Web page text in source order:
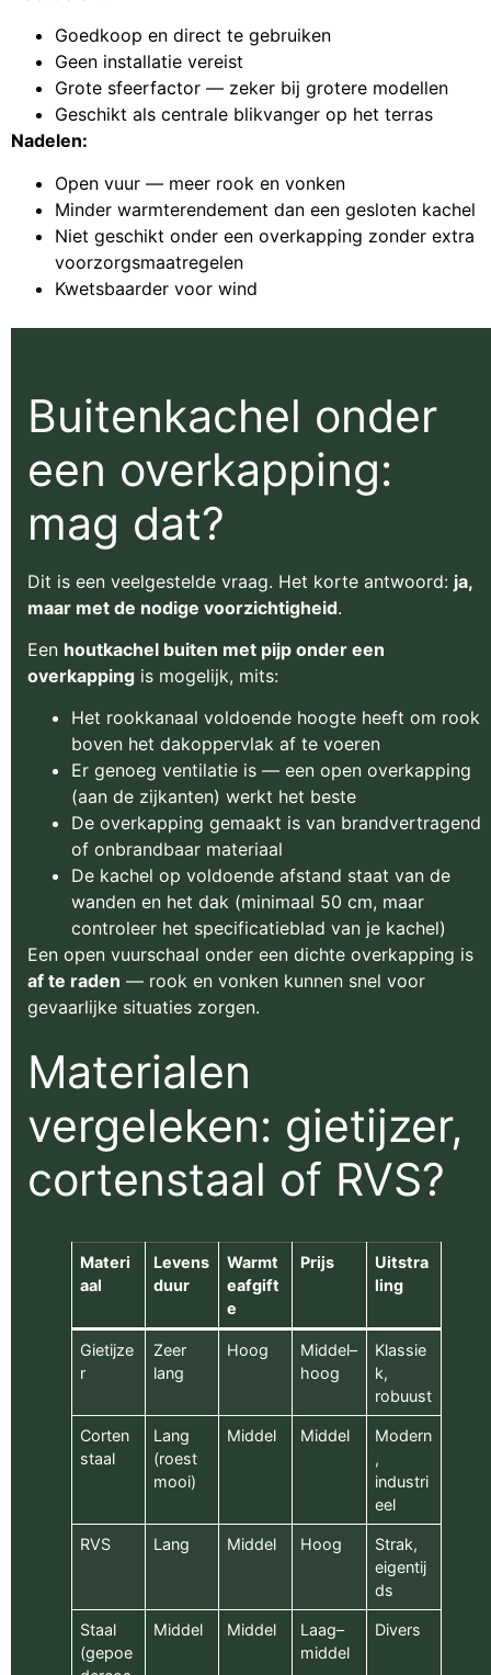
Goedkoop en direct te gebruiken
Geen installatie vereist
Grote sfeerfactor — zeker bij grotere modellen
Geschikt als centrale blikvanger op het terras
Nadelen:
Open vuur — meer rook en vonken
Minder warmterendement dan een gesloten kachel
Niet geschikt onder een overkapping zonder extra
voorzorgsmaatregelen
Kwetsbaarder voor wind
Buitenkachel onder
een overkapping:
mag dat?
Dit is een veelgestelde vraag. Het korte antwoord: ja,
maar met de nodige voorzichtigheid.
Een houtkachel buiten met pijp onder een
overkapping is mogelijk, mits:
Het rookkanaal voldoende hoogte heeft om rook
boven het dakoppervlak af te voeren
Er genoeg ventilatie is — een open overkapping
(aan de zijkanten) werkt het beste
De overkapping gemaakt is van brandvertragend
of onbrandbaar materiaal
De kachel op voldoende afstand staat van de
wanden en het dak (minimaal 50 cm, maar
controleer het specificatieblad van je kachel)
Een open vuurschaal onder een dichte overkapping is
af te raden — rook en vonken kunnen snel voor
gevaarlijke situaties zorgen.
Materialen
vergeleken: gietijzer,
cortenstaal of RVS?
Materi
aal
Levens
duur
Warmt
eafgift
e
Prijs
Uitstra
ling
Gietijze
r
Zeer
lang
Hoog
Middel–
hoog
Klassie
k,
robuust
Corten
staal
Lang
(roest
mooi)
Middel Middel
Modern
,
industri
eel
RVS Lang Middel Hoog
Strak,
eigentij
ds
Staal
(gepoe
Middel Middel
Laag–
middel
Divers